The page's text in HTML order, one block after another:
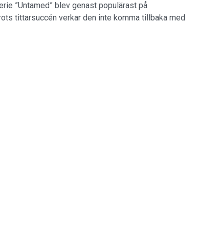
”Untamed” blev genast populärast på
tittarsuccén verkar den inte komma tillbaka med